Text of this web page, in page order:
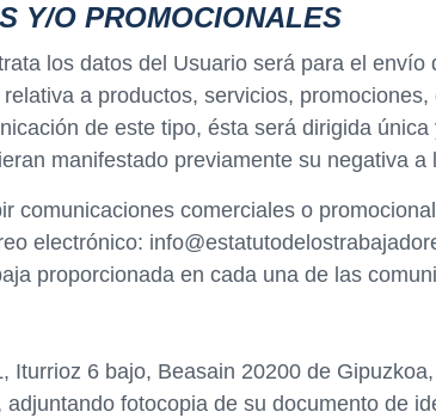
Y/O PROMOCIONALES
los datos del Usuario será para el
a productos, servicios,
de este tipo, ésta será dirigida
manifestado previamente su negativa
comunicaciones comerciales o
electrónico:
proporcionada en cada una de las
Iturrioz 6 bajo, Beasain 20200 de
fotocopia de su documento de